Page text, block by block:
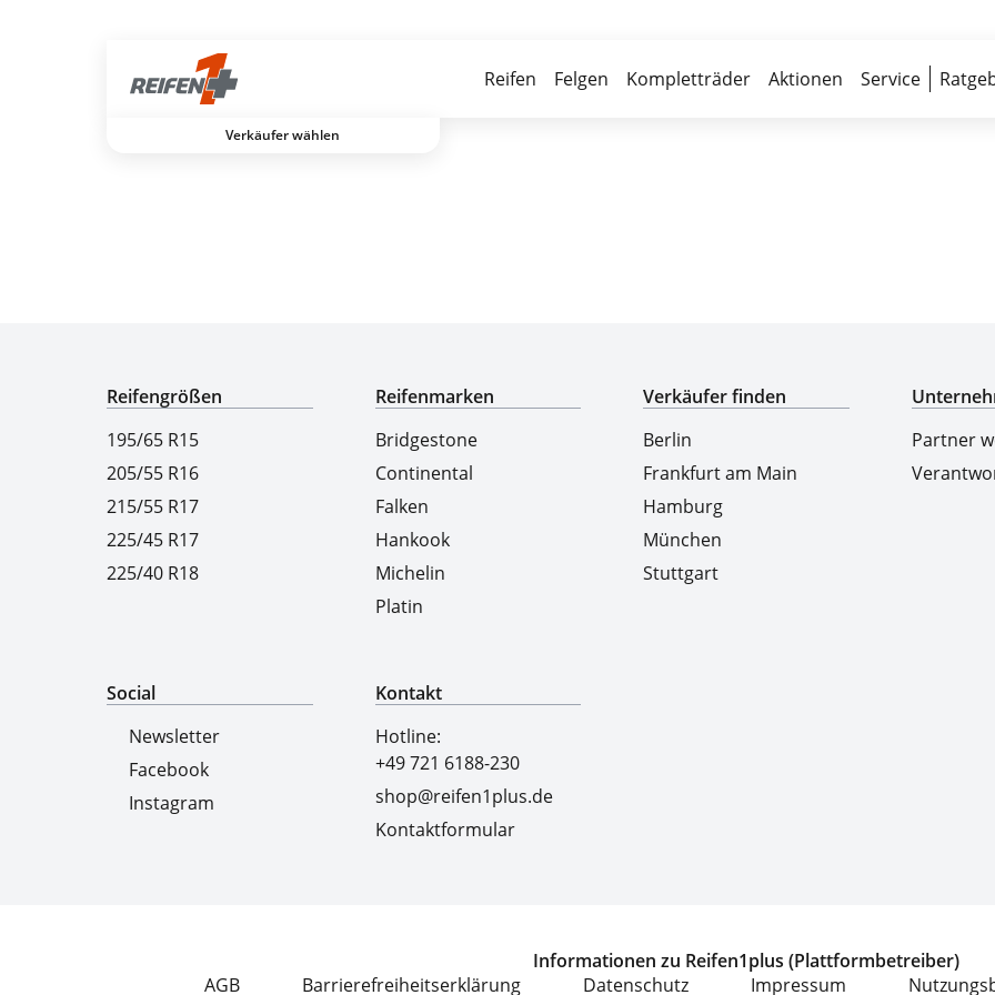
Verkäufer wählen
Reifen Felgen Kompletträder Aktionen Service
Reifengrößen
195/65 R15
205/55 R16
215/55 R17
225/45 R17
225/40 R18
Reifenmarken
Bridgestone
Continental
Falken
Hankook
Michelin
Platin
Verkäufer finden
Berlin
Frankfurt am Main
Hamburg
München
Stuttgart
Partner
Social
Newsletter
Facebook
Instagram
Kontakt
Hotline:
+49 721 6188-230
shop@reifen1plus.de
Kontaktformular
Informationen zu Reifen1plus (Plattformbetreiber)
AGB
Barrierefreiheitserklärung Datenschutz Impressum